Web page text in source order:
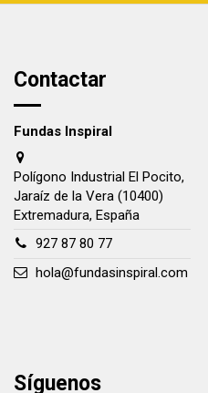
Contactar
Fundas Inspiral
Polígono Industrial El Pocito,
Jaraíz de la Vera (10400)
Extremadura, España
927 87 80 77
hola@fundasinspiral.com
Síguenos